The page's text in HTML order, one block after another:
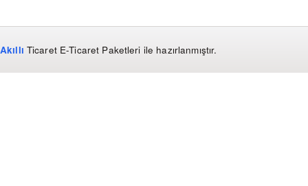
Akıllı Ticaret E-Ticaret Paketleri ile hazırlanmıştır.